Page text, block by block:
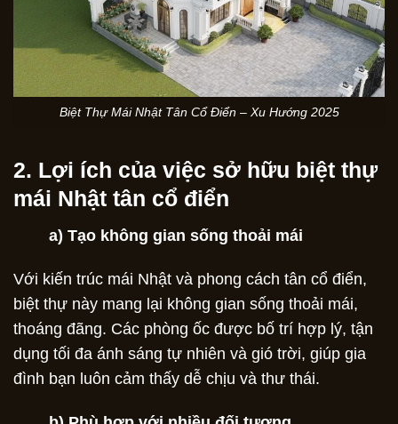
Biệt Thự Mái Nhật Tân Cổ Điển – Xu Hướng 2025
2. Lợi ích của việc sở hữu biệt thự
mái Nhật tân cổ điển
a) Tạo không gian sống thoải mái
Với kiến trúc mái Nhật và phong cách tân cổ điển,
biệt thự này mang lại không gian sống thoải mái,
thoáng đãng. Các phòng ốc được bố trí hợp lý, tận
dụng tối đa ánh sáng tự nhiên và gió trời, giúp gia
đình bạn luôn cảm thấy dễ chịu và thư thái.